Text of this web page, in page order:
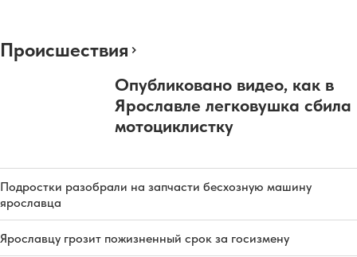
Происшествия
Опубликовано видео, как в
Ярославле легковушка сбила
мотоциклистку
Подростки разобрали на запчасти бесхозную машину
ярославца
Ярославцу грозит пожизненный срок за госизмену